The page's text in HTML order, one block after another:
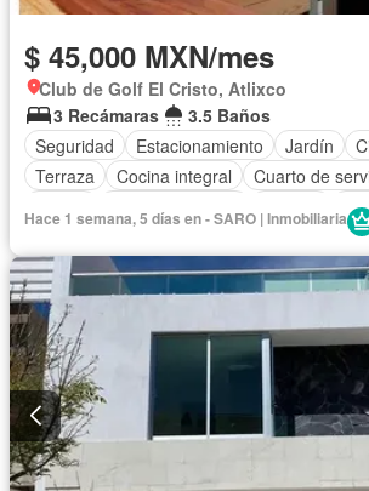
$ 45,000 MXN/mes
Club de Golf El Cristo, Atlixco
3 Recámaras
3.5 Baños
Seguridad
Estacionamiento Jardín
Terraza
Cocina integral Cuarto de
Zonas verdes
Cuarto de Limpieza
Cancha de tenis
Zona infantil
Completamente amueblado
Hace 1 semana, 5 días en - SARO | Inmobiliaria